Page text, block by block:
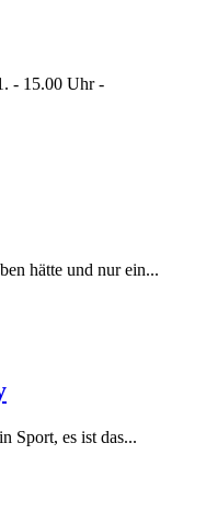
- 15.00 Uhr -
hätte und nur ein...
Sport, es ist das...